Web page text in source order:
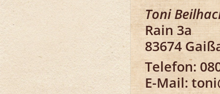
Toni
Rain 3a
83674
Telefon:
E-Mail: